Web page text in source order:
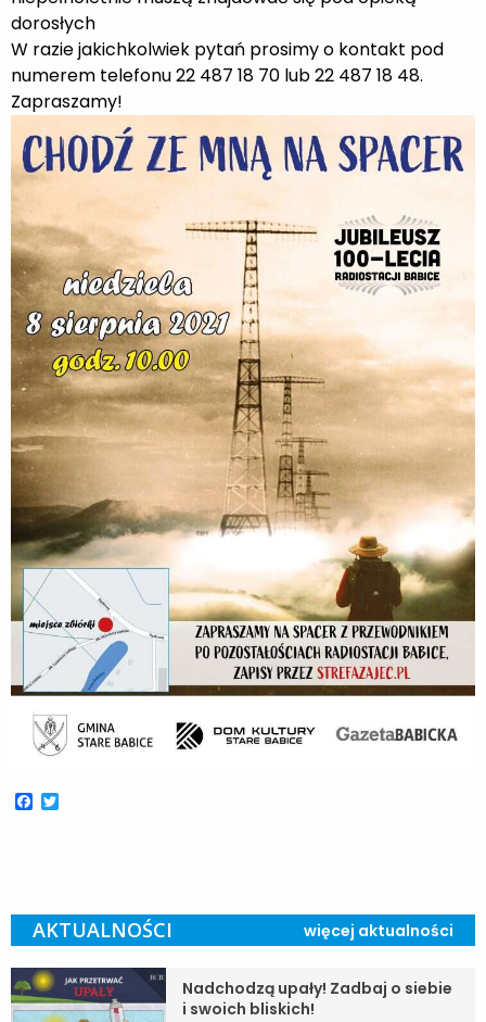
dorosłych
W razie jakichkolwiek pytań prosimy o kontakt pod
numerem telefonu 22 487 18 70 lub 22 487 18 48.
Zapraszamy!
Facebook
AKTUALNOŚCI więcej aktualności
Nadchodzą upały! Zadbaj o siebie
i swoich bliskich!